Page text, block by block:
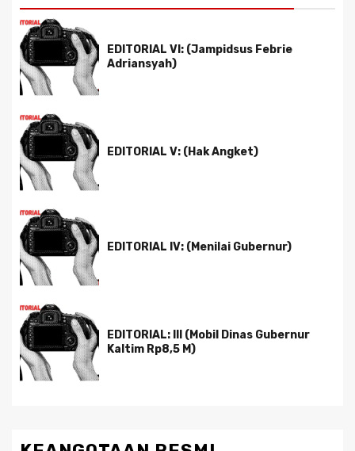
EDITORIAL VI: (Jampidsus Febrie
Adriansyah)
EDITORIAL V: (Hak Angket)
EDITORIAL IV: (Menilai Gubernur)
EDITORIAL: III (Mobil Dinas Gubernur
Kaltim Rp8,5 M)